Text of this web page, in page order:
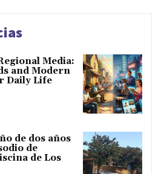
Media:
and Modern
Daily Life
de dos años
de
de Los